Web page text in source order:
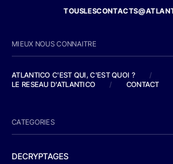
MIEUX NOUS CONNAITRE
ATLANTICO C'EST QUI, C'EST QUOI ?
/
LE RESEAU D'ATLANTICO
/ CONTACT
CATEGORIES
DECRYPTAGES